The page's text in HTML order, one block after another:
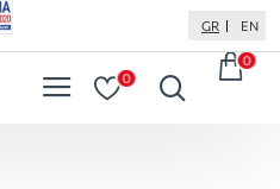
GR EN
0
0